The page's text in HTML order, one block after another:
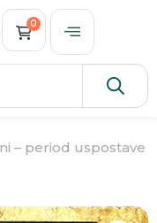
0
– period uspostave